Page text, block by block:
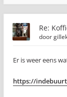
Re:
door
Er is weer eens
https://